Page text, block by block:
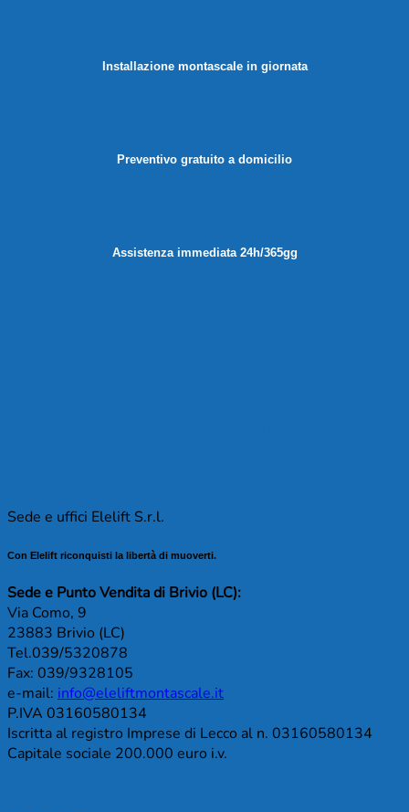
Installazione montascale in giornata
Preventivo gratuito a domicilio
Assistenza immediata 24h/365gg
Sede e uffici Elelift S.r.l.
Con Elelift riconquisti la libertà di muoverti.
Sede e Punto Vendita di Brivio (LC):
Via Como, 9
23883 Brivio (LC)
Tel.039/5320878
Fax: 039/9328105
e-mail: info@eleliftmontascale.it
P.IVA 03160580134
Iscritta al registro Imprese di Lecco al n. 03160580134
Capitale sociale 200.000 euro i.v.